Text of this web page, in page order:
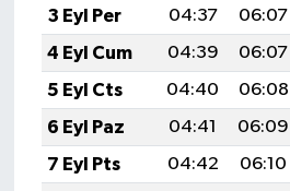
3 Eyl Per
04:37 06:07
4 Eyl Cum
04:39 06:07
5 Eyl Cts
04:40 06:08
6 Eyl Paz
04:41 06:09
7 Eyl Pts
04:42 06:10